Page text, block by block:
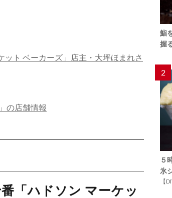
ト ベーカーズ」店主・大坪ほまれさ
の店舗情報
「ハドソン マーケッ
鮨
握
2
５
氷
【